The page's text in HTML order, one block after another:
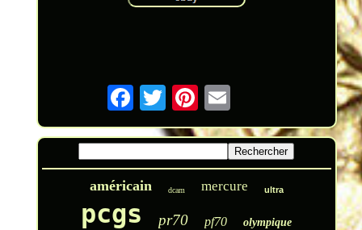
américain dcam mercure ultra
pcgs pr70 pf70 olympique